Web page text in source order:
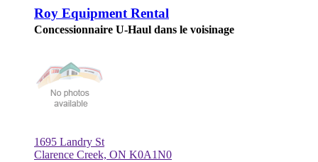
Roy Equipment Rental
Concessionnaire U-Haul dans le voisinage
1695 Landry St
Clarence Creek, ON K0A1N0